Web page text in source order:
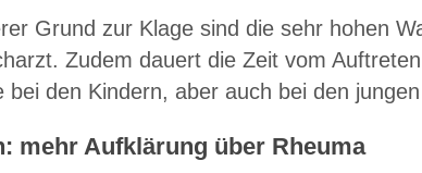
Grund zur Klage sind die sehr hohen
Zudem dauert die Zeit vom
bei den Kindern, aber auch bei den
mehr Aufklärung über Rheuma